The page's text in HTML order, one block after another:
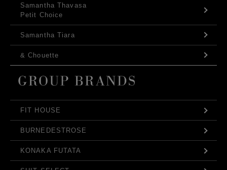
Samantha Thavasa
Petit Choice
Samantha Tiara
& Chouette
FIT HOUSE
BURNEDESTROSE
KONAKA FUTATA